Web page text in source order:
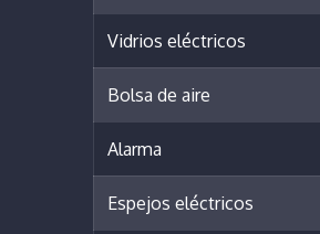
Vidrios eléctricos
Bolsa de aire
Alarma
Espejos eléctricos